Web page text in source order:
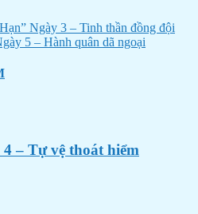
Ngày 3 – Tinh thần đồng đội
5 – Hành quân dã ngoại
– Tự vệ thoát hiểm